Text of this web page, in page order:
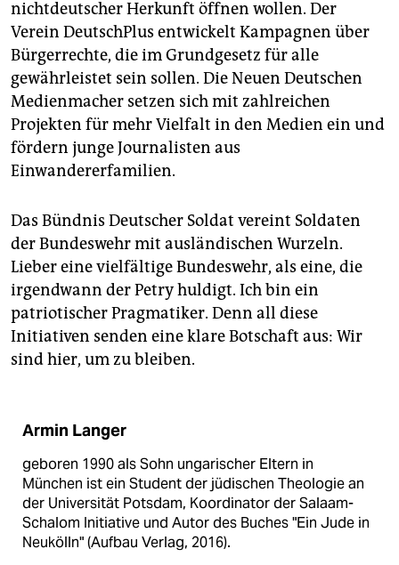
nichtdeutscher Herkunft öffnen wollen. Der
Verein DeutschPlus entwickelt Kampagnen über
Bürgerrechte, die im Grundgesetz für alle
gewährleistet sein sollen. Die Neuen Deutschen
Medienmacher setzen sich mit zahlreichen
Projekten für mehr Vielfalt in den Medien ein und
fördern junge Journalisten aus
Einwandererfamilien.
Das Bündnis Deutscher Soldat vereint Soldaten
der Bundeswehr mit ausländischen Wurzeln.
Lieber eine vielfältige Bundeswehr, als eine, die
irgendwann der Petry huldigt. Ich bin ein
patriotischer Pragmatiker. Denn all diese
Initiativen senden eine klare Botschaft aus: Wir
sind hier, um zu bleiben.
Armin Langer
geboren 1990 als Sohn ungarischer Eltern in
München ist ein Student der jüdischen Theologie an
der Universität Potsdam, Koordinator der Salaam-
Schalom Initiative und Autor des Buches "Ein Jude in
Neukölln" (Aufbau Verlag, 2016).